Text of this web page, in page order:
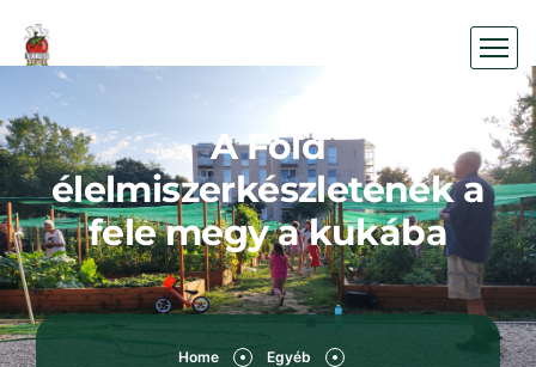
A Föld
élelmiszerkészletének a
fele megy a kukába
Home
Egyéb